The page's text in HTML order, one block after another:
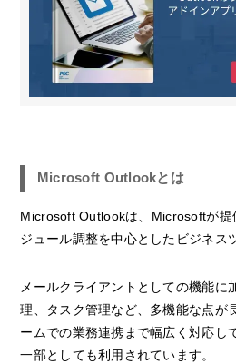
Microsoft Outlookとは
Microsoft Outlookは、Microsoftが提
ジュール調整を中心としたビジネス
メールクライアントとしての機能に
理、タスク管理など、多機能な点が
ームでの業務連携まで幅広く対応し
一部としても利用されています。